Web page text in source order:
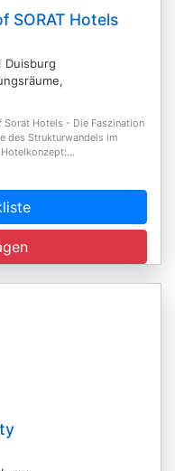
SORAT Hotels
Duisburg
Hotels - Die Faszination
des Strukturwandels im